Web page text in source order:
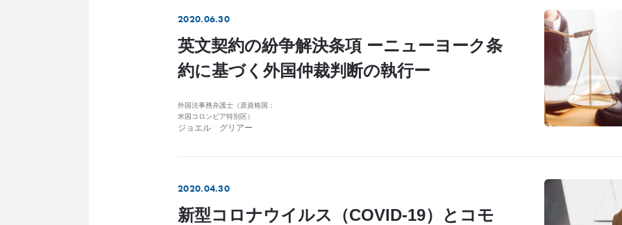
2020.06.30
英文契約の紛争解決条項 ーニューヨーク条
約に基づく外国仲裁判断の執行ー
外国法事務弁護士（原資格国：
米国コロンビア特別区）
ジョエル グリアー
2020.04.30
新型コロナウイルス（COVID-19）とコモ